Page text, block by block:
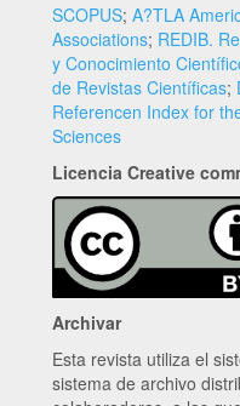
SCOPUS; A?TLA
Associations; REDIB.
y Conocimiento
de Revistas Científicas;
Referencen Index for
Sciences
Licencia Creative
Archivar
Esta revista utiliza el
sistema de archivo